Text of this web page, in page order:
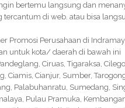
bertemu langsung dan
tercantum di web. atau bisa
Promosi Perusahaan di
untuk kota/ daerah di bawah ini
Ciruas, Tigaraksa,
Ciamis, Cianjur, Sumber,
Palabuhanratu, Sumedang,
Pulau Pramuka,